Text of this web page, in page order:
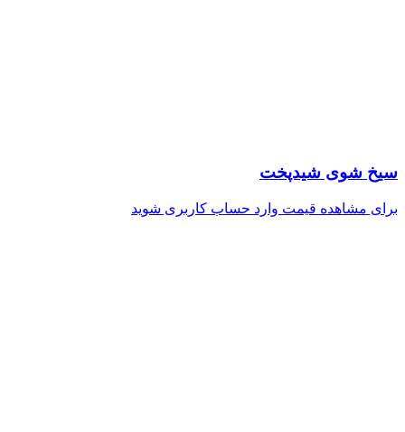
سیخ شوی شیدپخت
برای مشاهده قیمت وارد حساب کاربری شوید